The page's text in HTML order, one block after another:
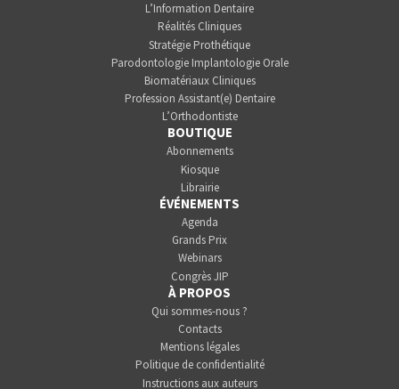
L’Information Dentaire
Réalités Cliniques
Stratégie Prothétique
Parodontologie Implantologie Orale
Biomatériaux Cliniques
Profession Assistant(e) Dentaire
L’Orthodontiste
BOUTIQUE
Abonnements
Kiosque
Librairie
ÉVÉNEMENTS
Agenda
Grands Prix
Webinars
Congrès JIP
À PROPOS
Qui sommes-nous ?
Contacts
Mentions légales
Politique de confidentialité
Instructions aux auteurs